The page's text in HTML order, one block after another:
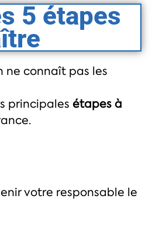
5 étapes
ne connaît pas les
principales étapes à
votre responsable le